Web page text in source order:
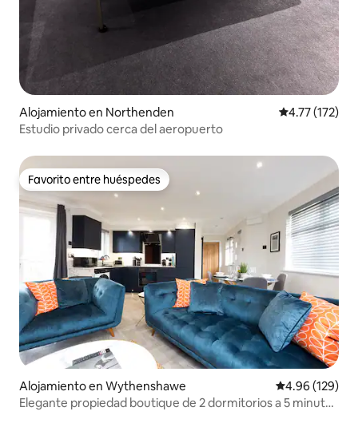
Alojamiento en Northenden Calificación
4.77 (172)
Estudio privado cerca del aeropuerto
Favorito entre huéspedes
Favorito entre huéspedes
Alojamiento en Wythenshawe Calificación
4.96 (129)
Elegante propiedad boutique de 2 dormitorios a 5 minutos